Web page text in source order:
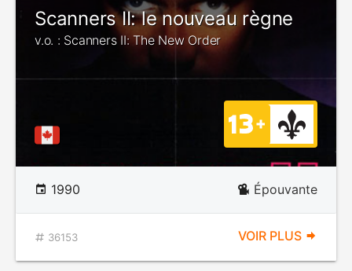
Scanners II: le nouveau règne
v.o. : Scanners II: The New Order
1990 Épouvante
36153 VOIR PLUS